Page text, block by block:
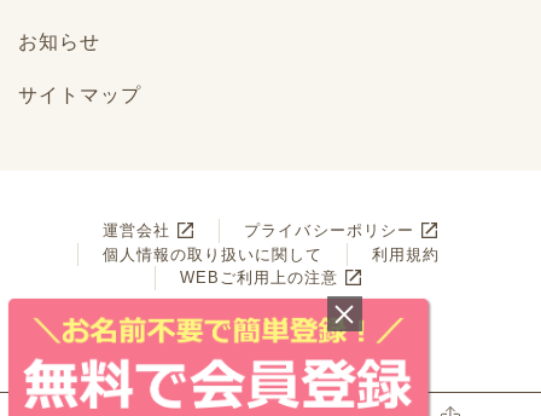
お知らせ
サイトマップ
運営会社
プライバシーポリシー
個人情報の取り扱いに関して
利用規約
WEBご利用上の注意